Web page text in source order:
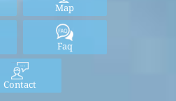
Map
Faq
Contact